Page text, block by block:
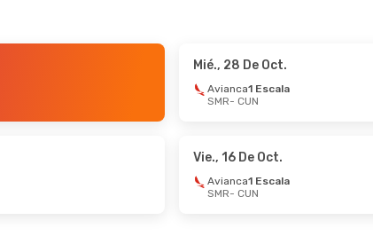
1 Escala
- Dom., 18 De Oct.
Mié., 28 De Oct.
Avianca1 Escala
SMR- CUN
Vie., 16 De Oct.
Avianca1 Escala
SMR- CUN